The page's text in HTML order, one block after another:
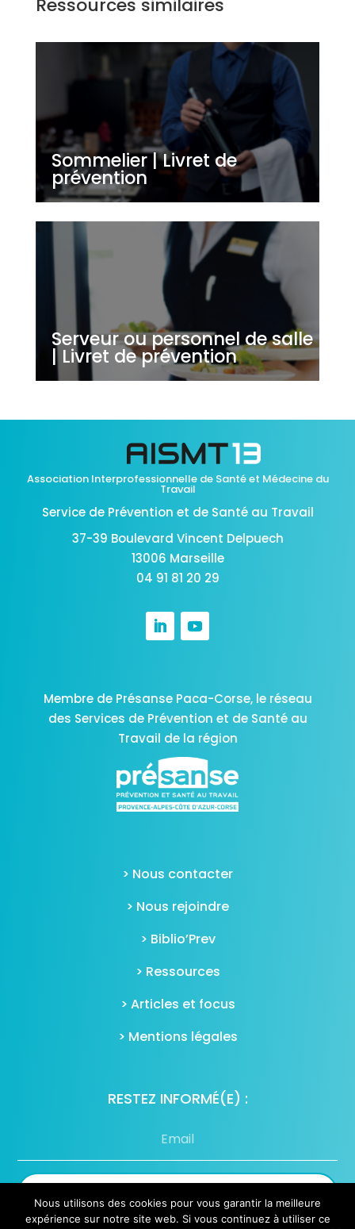
Ressources similaires
Sommelier | Livret de
prévention
Serveur ou personnel de salle
| Livret de prévention
Association Interprofessionnelle de Santé et Médecine du
Travail
Service de Prévention et de Santé au Travail
37-39 Boulevard Vincent Delpuech
13006 Marseille
04 91 81 20 29
Membre de Présanse Paca-Corse, le réseau
des Services de Prévention et de Santé au
Travail de la région
> Nous contacter
> Nous rejoindre
> Biblio’Prev
> Ressources
> Articles et focus
> Mentions légales
RESTEZ INFORMÉ(E) :
Nous utilisons des cookies pour vous garantir la meilleure
expérience sur notre site web. Si vous continuez à utiliser ce